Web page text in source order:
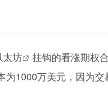
太坊
挂钩的看涨期权
1000万美元，因为